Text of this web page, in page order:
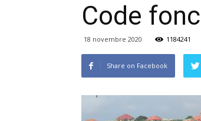
Code
18 novembre 2020 1184241
Share on Facebook